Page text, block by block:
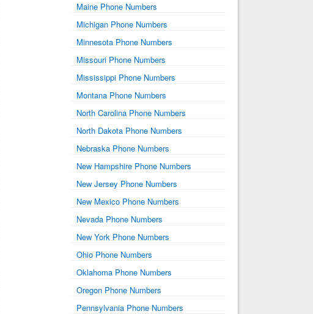
Maine Phone Numbers
Michigan Phone Numbers
Minnesota Phone Numbers
Missouri Phone Numbers
Mississippi Phone Numbers
Montana Phone Numbers
North Carolina Phone Numbers
North Dakota Phone Numbers
Nebraska Phone Numbers
New Hampshire Phone Numbers
New Jersey Phone Numbers
New Mexico Phone Numbers
Nevada Phone Numbers
New York Phone Numbers
Ohio Phone Numbers
Oklahoma Phone Numbers
Oregon Phone Numbers
Pennsylvania Phone Numbers